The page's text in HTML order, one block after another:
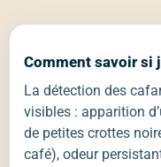
Comment savoir si
La détection des
visibles : apparition
de petites crottes
café), odeur